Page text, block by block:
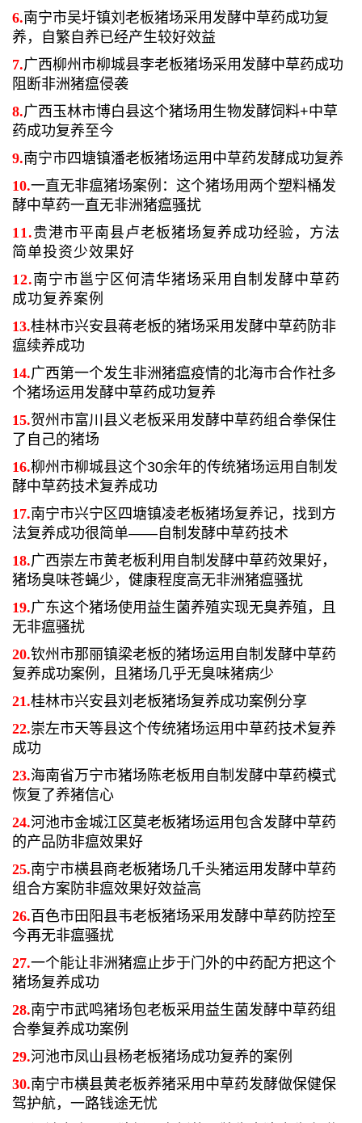
6.南宁市吴圩镇刘老板猪场采用发酵中草药成功复
养，自繁自养已经产生较好效益
7.广西柳州市柳城县李老板猪场采用发酵中草药成功
阻断非洲猪瘟侵袭
8.广西玉林市博白县这个猪场用生物发酵饲料+中草
药成功复养至今
9.南宁市四塘镇潘老板猪场运用中草药发酵成功复养
10.一直无非瘟猪场案例：这个猪场用两个塑料桶发
酵中草药一直无非洲猪瘟骚扰
11.贵港市平南县卢老板猪场复养成功经验，方法
简单投资少效果好
12.南宁市邕宁区何清华猪场采用自制发酵中草药
成功复养案例
13.桂林市兴安县蒋老板的猪场采用发酵中草药防非
瘟续养成功
14.广西第一个发生非洲猪瘟疫情的北海市合作社多
个猪场运用发酵中草药成功复养
15.贺州市富川县义老板采用发酵中草药组合拳保住
了自己的猪场
16.柳州市柳城县这个30余年的传统猪场运用自制发
酵中草药技术复养成功
17.南宁市兴宁区四塘镇凌老板猪场复养记，找到方
法复养成功很简单——自制发酵中草药技术
18.广西崇左市黄老板利用自制发酵中草药效果好，
猪场臭味苍蝇少，健康程度高无非洲猪瘟骚扰
19.广东这个猪场使用益生菌养殖实现无臭养殖，且
无非瘟骚扰
20.钦州市那丽镇梁老板的猪场运用自制发酵中草药
复养成功案例，且猪场几乎无臭味猪病少
21.桂林市兴安县刘老板猪场复养成功案例分享
22.崇左市天等县这个传统猪场运用中草药技术复养
成功
23.海南省万宁市猪场陈老板用自制发酵中草药模式
恢复了养猪信心
24.河池市金城江区莫老板猪场运用包含发酵中草药
的产品防非瘟效果好
25.南宁市横县商老板猪场几千头猪运用发酵中草药
组合方案防非瘟效果好效益高
26. 百色市田阳县韦老板猪场采用发酵中草药防控至
今再无非瘟骚扰
27.一个能让非洲猪瘟止步于门外的中药配方把这个
猪场复养成功
28.南宁市武鸣猪场包老板采用益生菌发酵中草药组
合拳复养成功案例
29.河池市凤山县杨老板猪场成功复养的案例
30.南宁市横县黄老板养猪采用中草药发酵做保健保
驾护航，一路钱途无忧